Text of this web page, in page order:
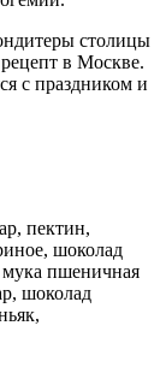
столицы
в Москве.
с праздником и
пектин,
шоколад
мука пшеничная
шоколад